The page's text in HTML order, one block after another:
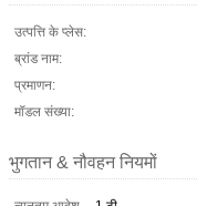
उत्पत्ति के प्लेस:
ब्रांड नाम:
प्रमाणन:
मॉडल संख्या:
भुगतान & नौवहन नियमों